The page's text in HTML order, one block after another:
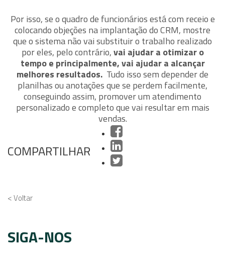
Por isso, se o quadro de funcionários está com receio e
colocando objeções na implantação do CRM, mostre
que o sistema não vai substituir o trabalho realizado
por eles, pelo contrário,vai ajudar a otimizar o
tempo e principalmente, vai ajudar a alcançar
melhores resultados. Tudo isso sem depender de
planilhas ou anotações que se perdem facilmente,
conseguindo assim, promover um atendimento
personalizado e completo que vai resultar em mais
vendas.
COMPARTILHAR
< Voltar
SIGA-NOS